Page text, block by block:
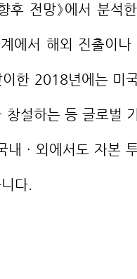
후 전망》에서 분석
에서 해외 진출이
한 2018년에는 미
설하는 등 글로벌
∙ 외에서도 자본
다.